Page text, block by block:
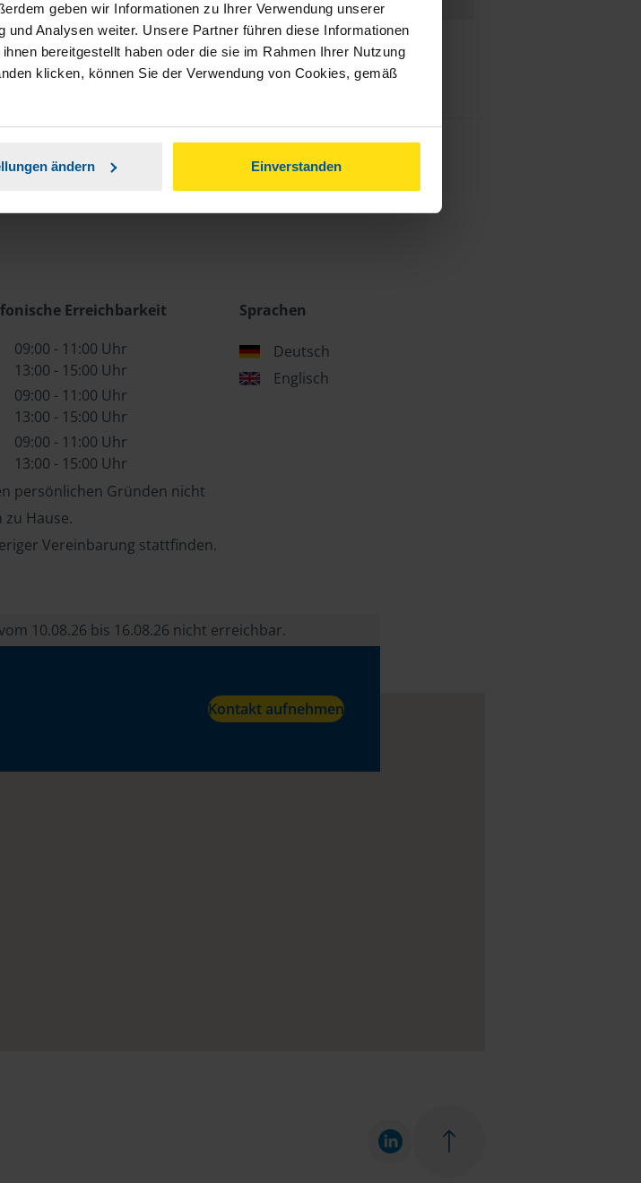
geben wir Informationen zu Ihrer Verwendung unserer
Analysen weiter. Unsere Partner führen diese Informationen
bereitgestellt haben oder die sie im Rahmen Ihrer Nutzung
klicken, können Sie der Verwendung von Cookies, gemäß
ändern Einverstanden
Erreichbarkeit
09:00 - 11:00 Uhr
13:00 - 15:00 Uhr
09:00 - 11:00 Uhr
13:00 - 15:00 Uhr
09:00 - 11:00 Uhr
13:00 - 15:00 Uhr
persönlichen Gründen nicht
Hause.
Vereinbarung stattfinden.
Sprachen
Deutsch
Englisch
10.08.26 bis 16.08.26 nicht erreichbar.
Kontakt aufnehmen